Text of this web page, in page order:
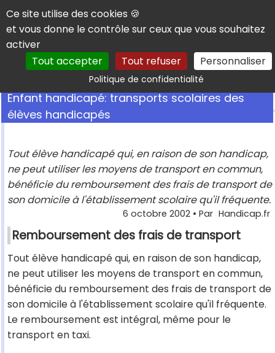
Panneau de gestion des cookies
Ce site utilise des cookies 🍪
et vous donne le contrôle sur ceux que vous souhaitez
activer
Tout accepter
Tout refuser Personnaliser
Politique de confidentialitéRechercher
Enfant handicapé: transports scolaires des
élèves handicapés
Tout élève handicapé qui, en raison de son handicap,
ne peut utiliser les moyens de transport en commun,
bénéficie du remboursement des frais de transport de
son domicile à l'établissement scolaire qu'il fréquente.
6 octobre 2002 • Par Handicap.fr
Remboursement des frais de transport
Tout élève handicapé qui, en raison de son handicap,
ne peut utiliser les moyens de transport en commun,
bénéficie du remboursement des frais de transport de
son domicile à l'établissement scolaire qu'il fréquente.
Le remboursement est intégral, même pour le
transport en taxi.